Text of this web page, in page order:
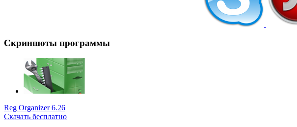
Скриншоты программы
Reg Organizer 6.26
Скачать бесплатно